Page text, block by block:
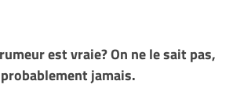
est vraie? On ne le sait pas,
jamais.